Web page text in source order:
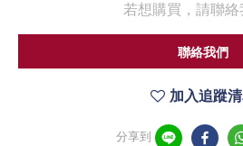
若想購買，請聯絡
聯絡我們
加入追蹤
分享到